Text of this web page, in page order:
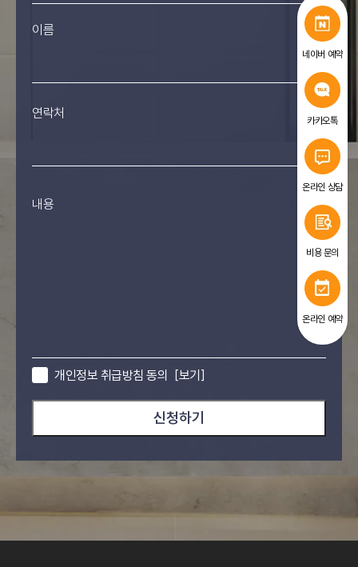
네이버 예약
카카오톡
온라인 상담
비용 문의
온라인 예약
이름
연락처
내용
개인정보 취급방침 동의 [보기]
신청하기